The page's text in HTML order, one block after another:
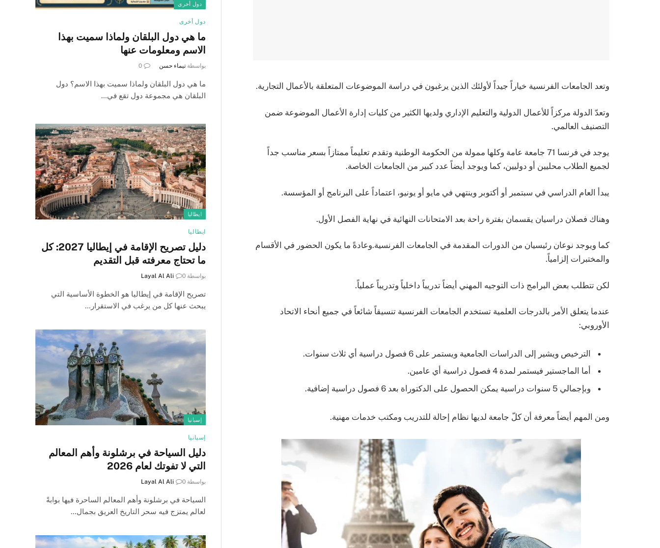
وتعد الجامعات الفرنسية خياراً جيداً لأولئك الذين يرغبون في دراسة الموضوعات المتعلقة بالأعمال التجارية.
وتعدّ الدولة مركزاً للأعمال الدولية والتعليم الإداري ولديها الكثير من كليات إدارة الأعمال الموضوعة ضمن
التصنيف العالمي.
يوجد في فرنسا 71 جامعة عامة وكلها ممولة من الحكومة الوطنية وتقدم تعليماً ممتازاً بسعر مناسب جداً
لجميع الطلاب محليين أو دوليين، كما ويوجد أيضاً عدد كبير من الجامعات الخاصة.
يبدأ العام الدراسي في سبتمبر أو أكتوبر وينتهي في مايو أو يونيو، اعتماداً على البرنامج أو المؤسسة.
وهناك فصلان دراسيان يقسمان بفترة راحة بعد الامتحانات النهائية في نهاية الفصل الأول.
كما ويوجد نوعان رئيسيان من الدورات المقدمة في الجامعات الفرنسية.وعادةً ما يكون الحضور في الأقسام
والمختبرات إلزامياً.
لكن تتطلب بعض البرامج ذات التوجيه المهني أيضاً تدريباً داخلياً وتدريباً عملياً.
عندما يتعلق الأمر بالدرجات العلمية تستخدم الجامعات الفرنسية تنسيقاً شائعاً في جميع أنحاء الاتحاد
الأوروبي:
الترخيص ويشير إلى الدراسات الجامعية ويستمر على 6 فصول دراسية أي ثلاث سنوات.
أما الماجستير فيستمر لمدة 4 فصول دراسية أي عامين.
وبإجمالي 5 سنوات دراسية يمكن الحصول على الدكتوراة بعد 6 فصول دراسية إضافية.
ومن المهم أيضاً معرفة أن كلّ جامعة لديها نظام إحالة للتدريب ومكتب خدمات مهنية.
دول أخرى
دول أخرى
ما هي دول البلقان ولماذا سميت بهذا
الاسم ومعلومات عنها
بواسطة تيماء حسن 0
ما هي دول البلقان ولماذا سميت بهذا الاسم؟ دول
البلقان هي مجموعة دول تقع في…
ايطاليا
ايطاليا
دليل تصريح الإقامة في إيطاليا 2027: كل
ما تحتاج معرفته قبل التقديم
بواسطة Layal Al Ali 0
تصريح الإقامة في إيطاليا هو الخطوة الأساسية التي
يبحث عنها كل من يرغب في الاستقرار…
إسبانيا
إسبانيا
دليل السياحة في برشلونة وأهم المعالم
التي لا تفوتك لعام 2026
بواسطة Layal Al Ali 0
السياحة في برشلونة وأهم المعالم الساحرة فيها بوابةً
لعالم يمتزج فيه سحر التاريخ العريق بجمال…